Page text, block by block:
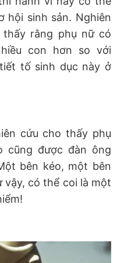
hội sinh sản. Nghiên
rằng phụ nữ có
con hơn so với
tố sinh dục này ở
cứu cho thấy phụ
cũng được đàn ông
bên kéo, một bên
vậy, có thể coi là một